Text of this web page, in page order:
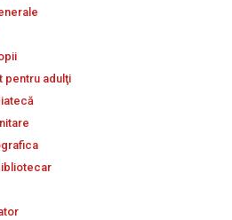
pentru adulţi